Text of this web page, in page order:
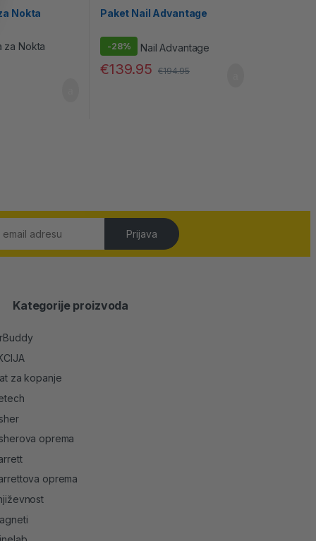
Nokta Paket Nail Advantage
-28%
€139.95 €194.95
Prijava
Kategorije proizvoda
za kopanje
oprema
oprema